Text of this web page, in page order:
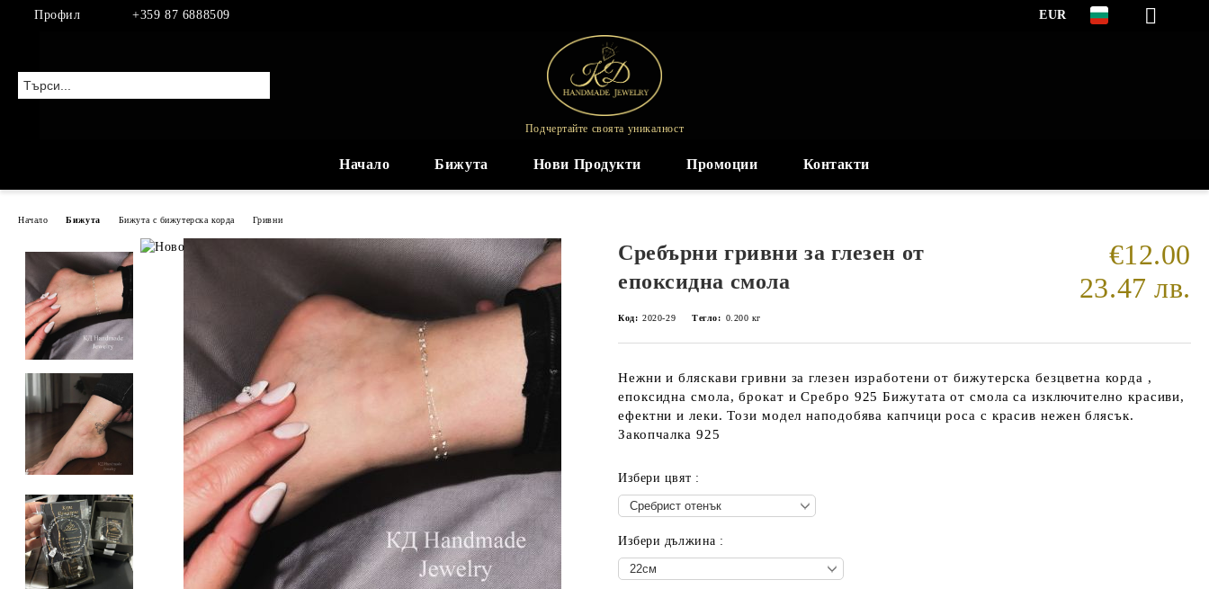
Профил +359 87 6888509 EUR
Подчертайте своята уникалност
Начало Бижута Нови Продукти Промоции Контакти
Начало Бижута Бижута с бижутерска корда Гривни
Сребърни гривни за глезен от
епоксидна смола
€12.00
23.47 лв.
Код: 2020-29 Тегло: 0.200 кг
Нежни и бляскави гривни за глезен изработени от бижутерска безцветна корда ,
епоксидна смола, брокат и Сребро 925 Бижутата от смола са изключително красиви,
ефектни и леки. Този модел наподобява капчици роса с красив нежен блясък.
Закопчалка 925
Избери цвят :
Избери дължина :